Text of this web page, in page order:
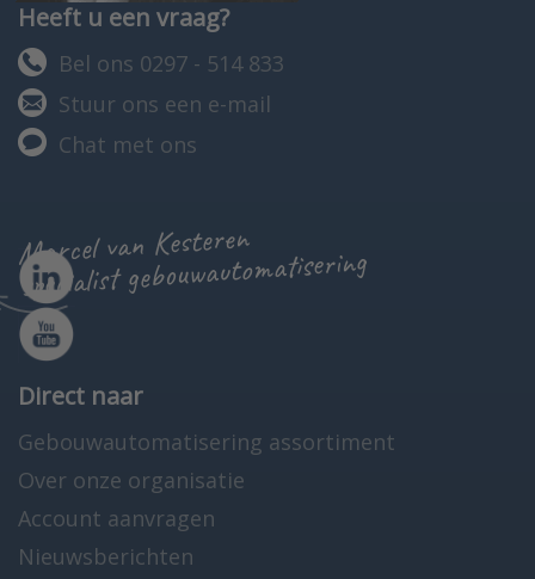
Heeft u een vraag?
Bel ons 0297 - 514 833
Stuur ons een e-mail
Chat met ons
Marcel van Kesteren
specialist gebouwautomatisering
Direct naar
Gebouwautomatisering assortiment
Over onze organisatie
Account aanvragen
Nieuwsberichten